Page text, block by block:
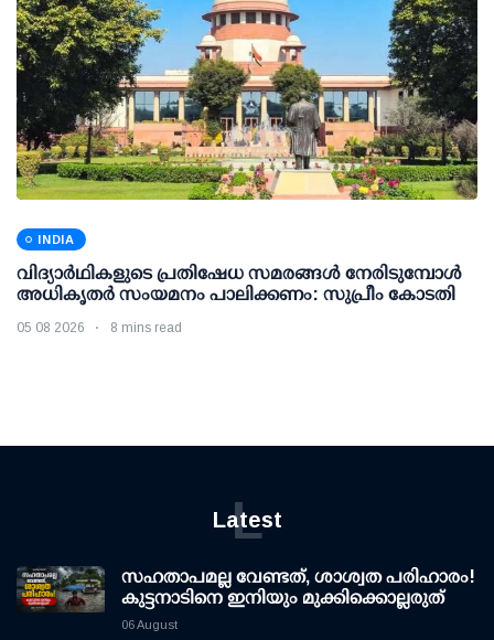
INDIA
വിദ്യാര്‍ഥികളുടെ പ്രതിഷേധ സമരങ്ങള്‍ നേരിടുമ്പോള്‍
അധികൃതര്‍ സംയമനം പാലിക്കണം: സുപ്രീം കോടതി
05 08 2026 8 mins read
Latest
L
സഹതാപമല്ല വേണ്ടത്, ശാശ്വത പരിഹാരം!
കുട്ടനാടിനെ ഇനിയും മുക്കിക്കൊല്ലരുത്
06 August